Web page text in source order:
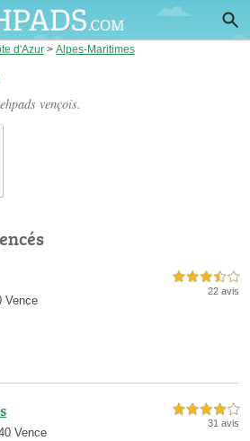
d'Azur > Alpes-Maritimes
ehpads vençois.
Vence
3,5 étoiles sur 5
22 avis
Vence
4,0 étoiles sur 5
31 avis